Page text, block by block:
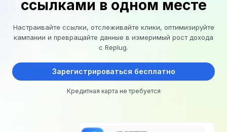
ссылками в одном месте
Настраивайте ссылки, отслеживайте клики, оптимизируйте
кампании и превращайте данные в измеримый рост дохода
с Replug.
Зарегистрироваться бесплатно
Кредитная карта не требуется